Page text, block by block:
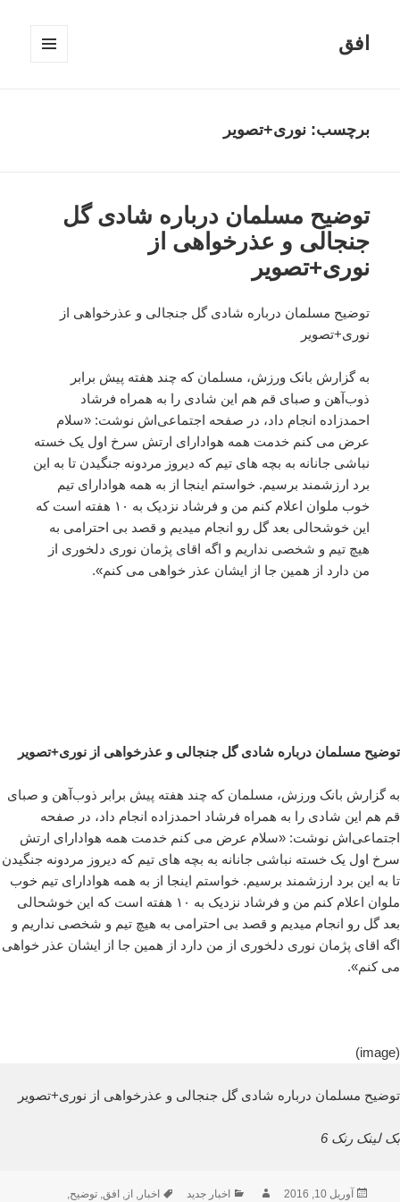
افق
برچسب:نوری+تصویر
توضیح مسلمان درباره شادی گل
جنجالی و عذرخواهی از
نوری+تصویر
توضیح مسلمان درباره شادی گل جنجالی و عذرخواهی از
نوری+تصویر
به گزارش بانک ورزش، مسلمان که چند هفته پیش برابر
ذوب‌آهن و صبای قم هم این شادی را به همراه فرشاد
احمدزاده انجام داد، در صفحه اجتماعی‌اش نوشت: «سلام
عرض می کنم خدمت همه هوادارای ارتش سرخ اول یک خسته
نباشی جانانه به بچه های تیم که دیروز مردونه جنگیدن تا به این
برد ارزشمند برسیم. خواستم اینجا از به همه هوادارای تیم
خوب ملوان اعلام کنم من و فرشاد نزدیک به ١٠ هفته است که
این خوشحالی بعد گل رو انجام میدیم و قصد بی احترامی به
هیچ تیم و شخصی نداریم و اگه اقای پژمان نوری دلخوری از
من دارد از همین جا از ایشان عذر خواهی می کنم».
توضیح مسلمان درباره شادی گل جنجالی و عذرخواهی از نوری+تصویر
به گزارش بانک ورزش، مسلمان که چند هفته پیش برابر ذوب‌آهن و صبای
قم هم این شادی را به همراه فرشاد احمدزاده انجام داد، در صفحه
اجتماعی‌اش نوشت: «سلام عرض می کنم خدمت همه هوادارای ارتش
سرخ اول یک خسته نباشی جانانه به بچه های تیم که دیروز مردونه جنگیدن
تا به این برد ارزشمند برسیم. خواستم اینجا از به همه هوادارای تیم خوب
ملوان اعلام کنم من و فرشاد نزدیک به ١٠ هفته است که این خوشحالی
بعد گل رو انجام میدیم و قصد بی احترامی به هیچ تیم و شخصی نداریم و
اگه اقای پژمان نوری دلخوری از من دارد از همین جا از ایشان عذر خواهی
می کنم».
(image)
توضیح مسلمان درباره شادی گل جنجالی و عذرخواهی از نوری+تصویر
بک لینک رنک 6
ارسال
آوریل 10, 2016 نویسندهدسته‌ها
اخبار جدید برچسب‌ها
اخبار, از, افق,توضیح,